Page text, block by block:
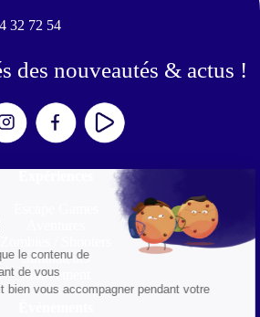
32 72 54
des nouveautés & actus !
Simulateurs
Mouvement